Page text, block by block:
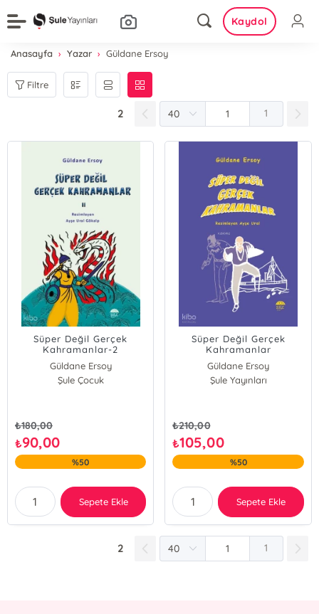
Kaydol
Anasayfa Yazar Güldane Ersoy
Filtre
2 1
Süper Değil Gerçek
Kahramanlar-2
Güldane Ersoy
Şule Çocuk
₺180,00
₺90,00
%50
Sepete Ekle
Süper Değil Gerçek
Kahramanlar
Güldane Ersoy
Şule Yayınları
₺210,00
₺105,00
%50
Sepete Ekle
2 1